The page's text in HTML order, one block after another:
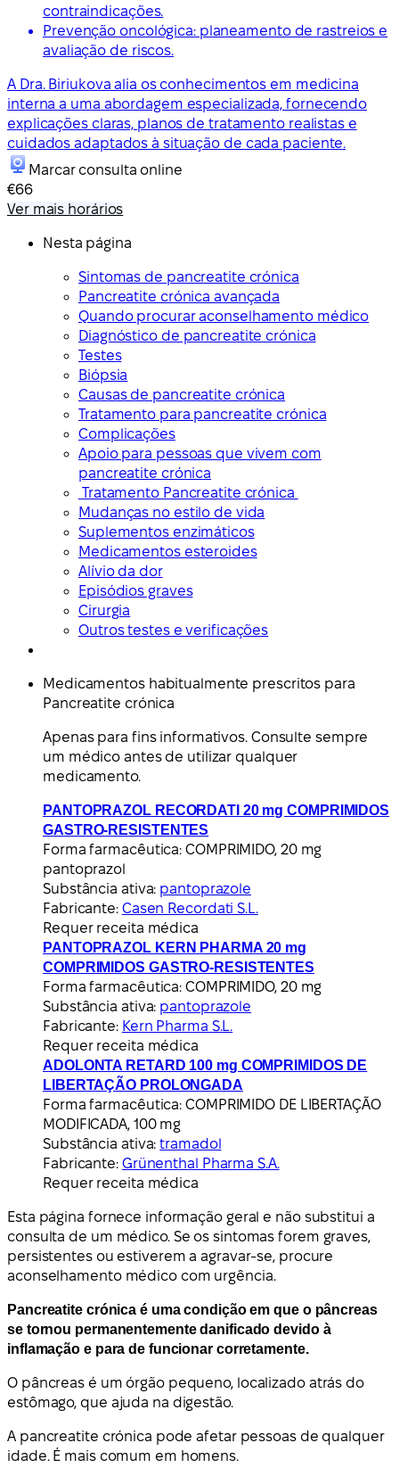
contraindicações.
Prevenção oncológica: planeamento de rastreios e
avaliação de riscos.
A Dra. Biriukova alia os conhecimentos em medicina
interna a uma abordagem especializada, fornecendo
explicações claras, planos de tratamento realistas e
cuidados adaptados à situação de cada paciente.
Marcar consulta online
€66
Ver mais horários
Nesta página
Sintomas de pancreatite crónica
Pancreatite crónica avançada
Quando procurar aconselhamento médico
Diagnóstico de pancreatite crónica
Testes
Biópsia
Causas de pancreatite crónica
Tratamento para pancreatite crónica
Complicações
Apoio para pessoas que vivem com
pancreatite crónica
Tratamento Pancreatite crónica
Mudanças no estilo de vida
Suplementos enzimáticos
Medicamentos esteroides
Alívio da dor
Episódios graves
Cirurgia
Outros testes e verificações
Medicamentos habitualmente prescritos para
Pancreatite crónica
Apenas para fins informativos. Consulte sempre
um médico antes de utilizar qualquer
medicamento.
PANTOPRAZOL RECORDATI 20 mg COMPRIMIDOS
GASTRO-RESISTENTES
Forma farmacêutica: COMPRIMIDO, 20 mg
pantoprazol
Substância ativa: pantoprazole
Fabricante: Casen Recordati S.L.
Requer receita médica
PANTOPRAZOL KERN PHARMA 20 mg
COMPRIMIDOS GASTRO-RESISTENTES
Forma farmacêutica: COMPRIMIDO, 20 mg
Substância ativa: pantoprazole
Fabricante: Kern Pharma S.L.
Requer receita médica
ADOLONTA RETARD 100 mg COMPRIMIDOS DE
LIBERTAÇÃO PROLONGADA
Forma farmacêutica: COMPRIMIDO DE LIBERTAÇÃO
MODIFICADA, 100 mg
Substância ativa:tramadol
Fabricante: Grünenthal Pharma S.A.
Requer receita médica
Esta página fornece informação geral e não substitui a
consulta de um médico. Se os sintomas forem graves,
persistentes ou estiverem a agravar-se, procure
aconselhamento médico com urgência.
Pancreatite crónica é uma condição em que o pâncreas
se tornou permanentemente danificado devido à
inflamação e para de funcionar corretamente.
O pâncreas é um órgão pequeno, localizado atrás do
estômago, que ajuda na digestão.
A pancreatite crónica pode afetar pessoas de qualquer
idade. É mais comum em homens.